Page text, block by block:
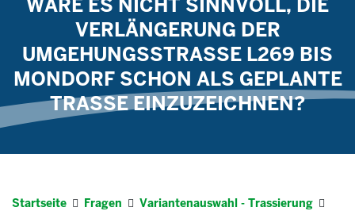
WÄRE ES NICHT SINNVOLL, DIE
VERLÄNGERUNG DER
UMGEHUNGSSTRASSE L269 BIS M
ONDORF SCHON ALS GEPLANTE T
RASSE EINZUZEICHNEN?
Startseite Fragen
Variantenauswahl - Trassierung